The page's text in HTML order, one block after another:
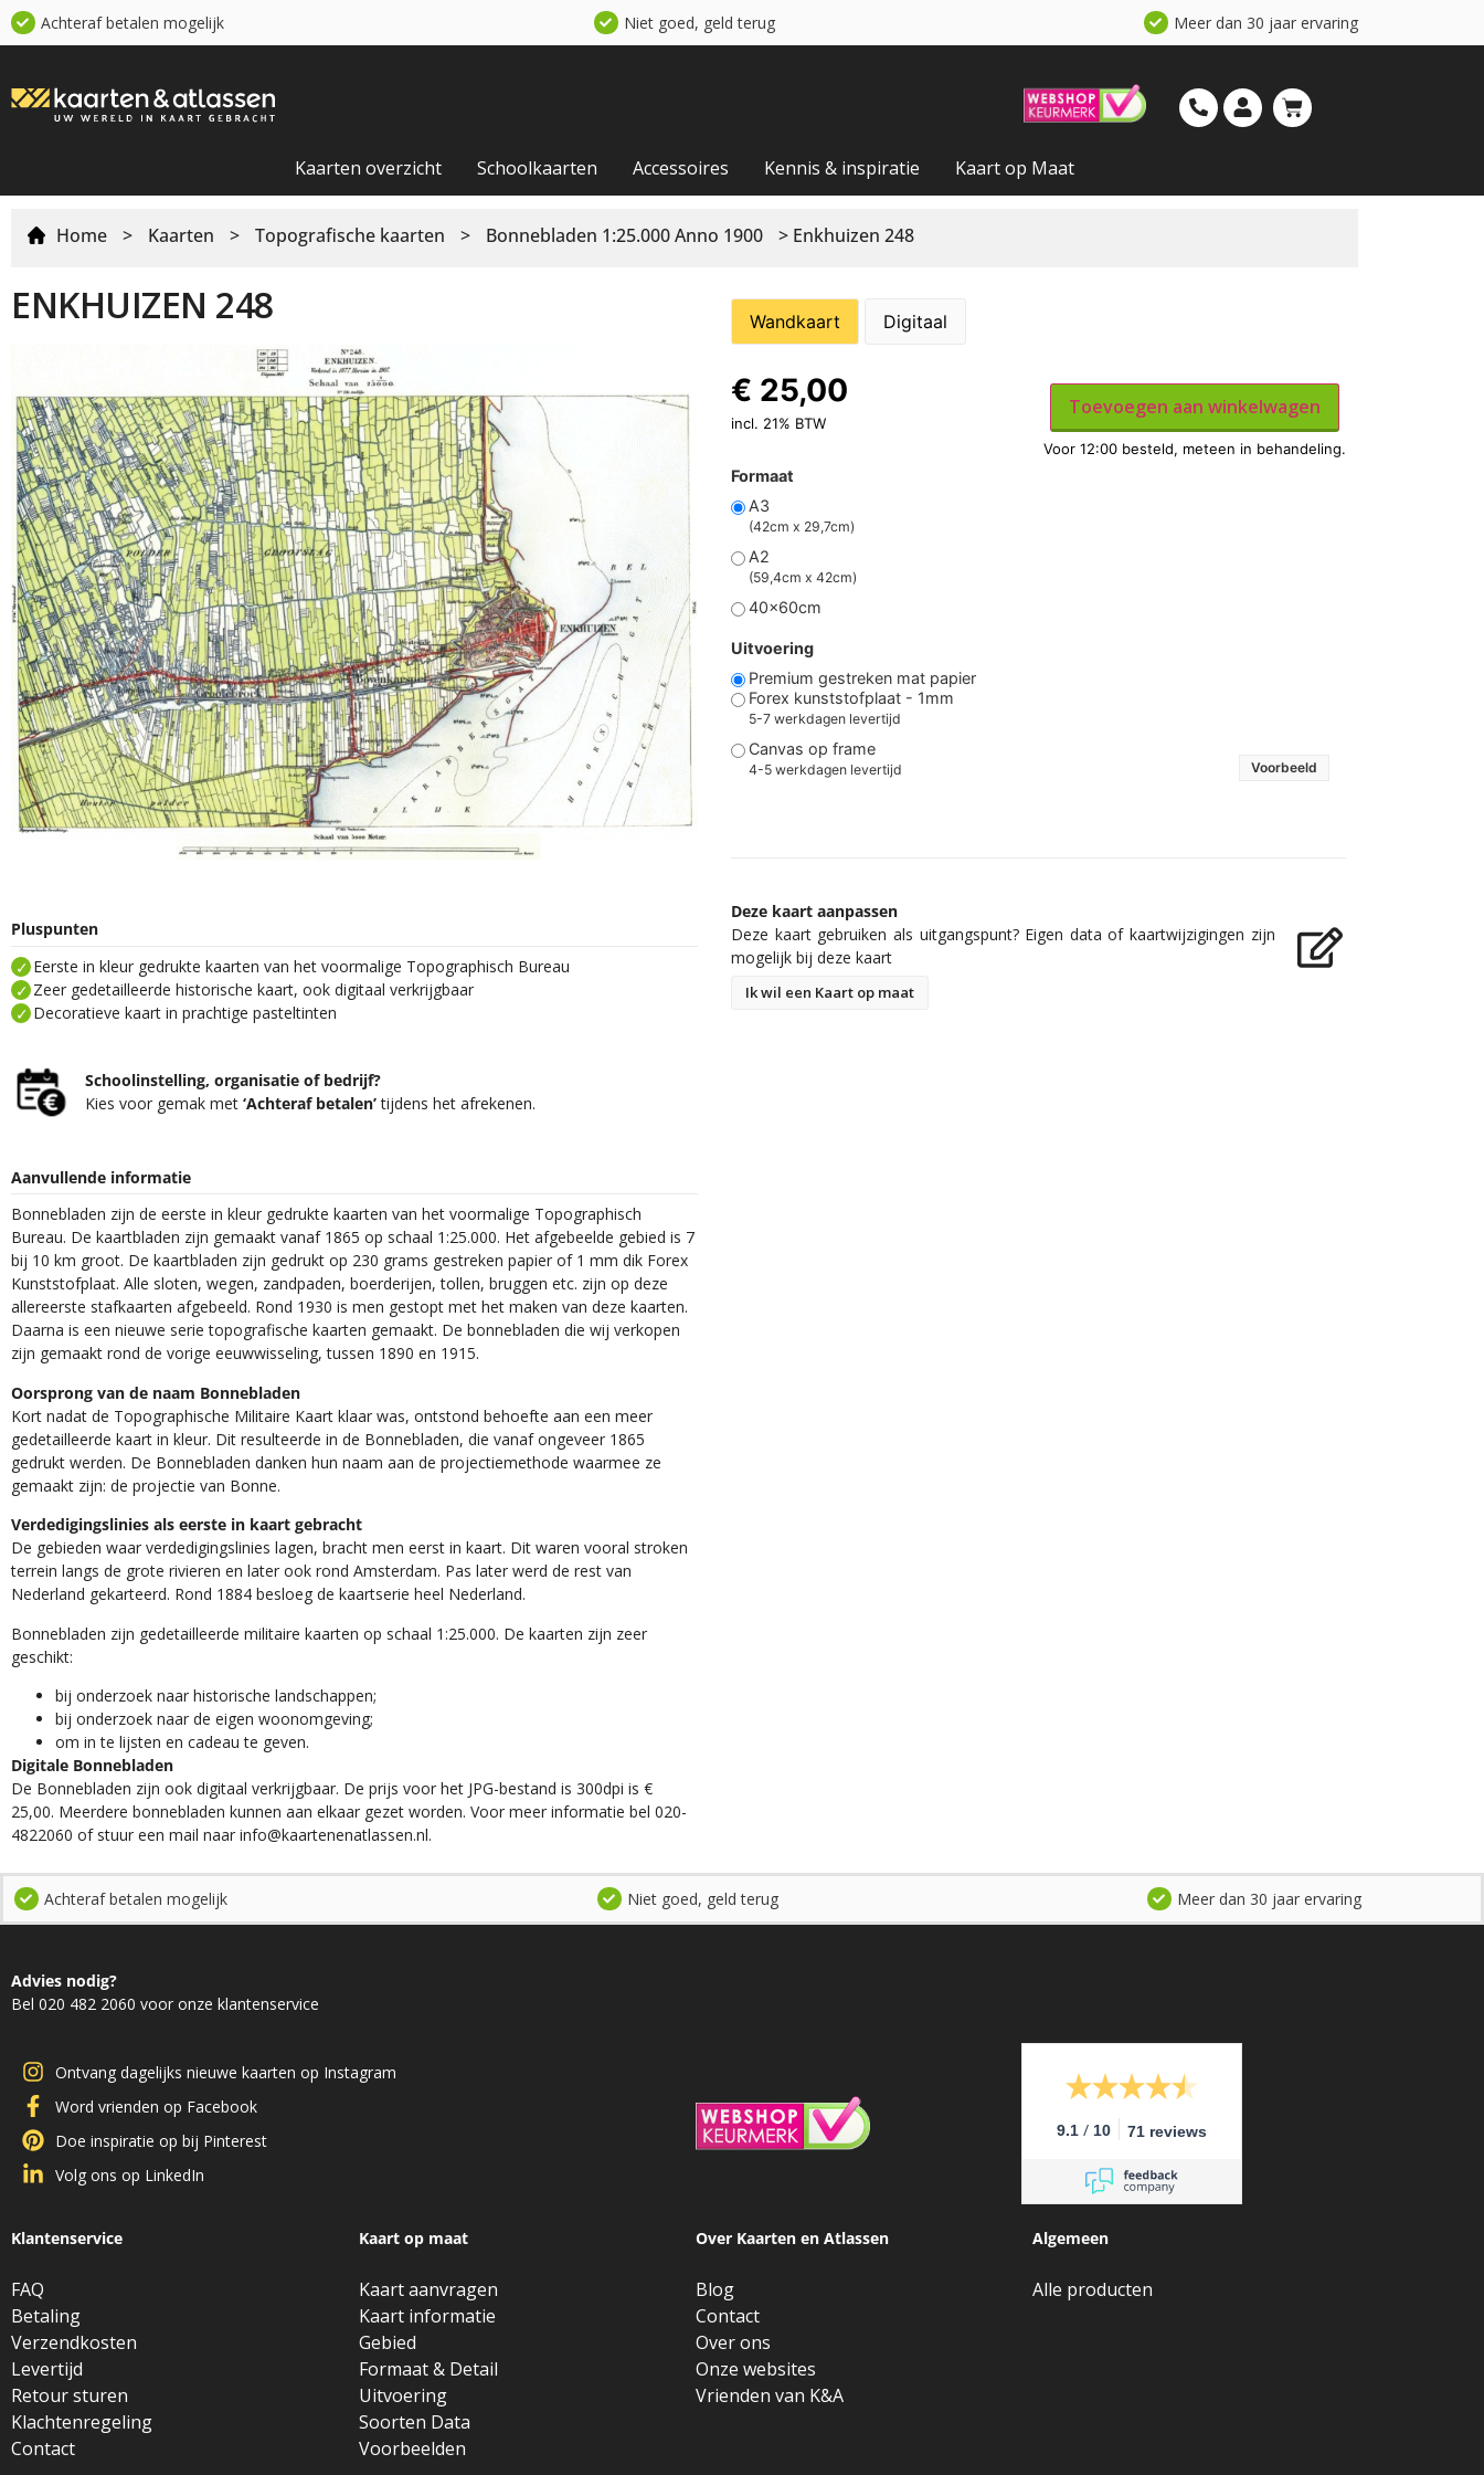
Achteraf betalen mogelijk Niet goed, geld terug Meer dan 30 jaar ervaring
Kaarten overzicht Schoolkaarten Accessoires Kennis & inspiratie Kaart op Maat
Home > Kaarten > Topografische kaarten > Bonnebladen 1:25.000 Anno 1900 > Enkhuizen 248
ENKHUIZEN 248
Pluspunten
Eerste in kleur gedrukte kaarten van het voormalige Topographisch Bureau
Zeer gedetailleerde historische kaart, ook digitaal verkrijgbaar
Decoratieve kaart in prachtige pasteltinten
Schoolinstelling, organisatie of bedrijf?
Kies voor gemak met‘Achteraf betalen’tijdens het afrekenen.
Aanvullende informatie
Bonnebladen zijn de eerste in kleur gedrukte kaarten van het voormalige Topographisch
Bureau. De kaartbladen zijn gemaakt vanaf 1865 op schaal 1:25.000. Het afgebeelde gebied is 7
bij 10 km groot. De kaartbladen zijn gedrukt op 230 grams gestreken papier of 1 mm dik Forex
Kunststofplaat. Alle sloten, wegen, zandpaden, boerderijen, tollen, bruggen etc. zijn op deze
allereerste stafkaarten afgebeeld. Rond 1930 is men gestopt met het maken van deze kaarten.
Daarna is een nieuwe serie topografische kaarten gemaakt. De bonnebladen die wij verkopen
zijn gemaakt rond de vorige eeuwwisseling, tussen 1890 en 1915.
Oorsprong van de naam Bonnebladen
Kort nadat de Topographische Militaire Kaart klaar was, ontstond behoefte aan een meer
gedetailleerde kaart in kleur. Dit resulteerde in de Bonnebladen, die vanaf ongeveer 1865
gedrukt werden. De Bonnebladen danken hun naam aan de projectiemethode waarmee ze
gemaakt zijn: de projectie van Bonne.
Verdedigingslinies als eerste in kaart gebracht
De gebieden waar verdedigingslinies lagen, bracht men eerst in kaart. Dit waren vooral stroken
terrein langs de grote rivieren en later ook rond Amsterdam. Pas later werd de rest van
Nederland gekarteerd. Rond 1884 besloeg de kaartserie heel Nederland.
Bonnebladen zijn gedetailleerde militaire kaarten op schaal 1:25.000. De kaarten zijn zeer
geschikt:​
​bij onderzoek naar historische landschappen;
bij onderzoek naar de eigen woonomgeving;
om in te lijsten en cadeau te geven.
Digitale Bonnebladen
De Bonnebladen zijn ook digitaal verkrijgbaar. De prijs voor het JPG-bestand is 300dpi is €
25,00. Meerdere bonnebladen kunnen aan elkaar gezet worden. Voor meer informatie bel 020-
4822060 of stuur een mail naar info@kaartenenatlassen.nl.
Wandkaart Digitaal
Formaat
A3
(42cm x 29,7cm)
A2
(59,4cm x 42cm)
40x60cm
Uitvoering
Premium gestreken mat papier
Forex kunststofplaat - 1mm
5-7 werkdagen levertijd
Canvas op frame
4-5 werkdagen levertijd Voorbeeld
€ 25,00
incl. 21% BTW
Toevoegen aan winkelwagen
Deze kaart aanpassen
Deze kaart gebruiken als uitgangspunt? Eigen data of kaartwijzigingen zijn
mogelijk bij deze kaart
Ik wil een Kaart op maat
Achteraf betalen mogelijk Niet goed, geld terug Meer dan 30 jaar ervaring
Advies nodig?
Bel 020 482 2060 voor onze klantenservice
Ontvang dagelijks nieuwe kaarten op Instagram
Word vrienden op Facebook
Doe inspiratie op bij Pinterest
Volg ons op LinkedIn
9.1 / 10 71 reviews
Klantenservice
FAQ
Betaling
Verzendkosten
Levertijd
Retour sturen
Klachtenregeling
Contact
Kaart op maat
Kaart aanvragen
Kaart informatie
Gebied
Formaat & Detail
Uitvoering
Soorten Data
Voorbeelden
Over Kaarten en Atlassen
Blog
Contact
Over ons
Onze websites
Vrienden van K&A
Algemeen
Alle producten